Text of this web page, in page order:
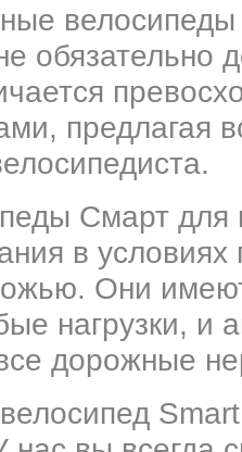
велосипеды
обязательно
предлагая
Смарт для
в
Они
нагрузки, и
дорожные